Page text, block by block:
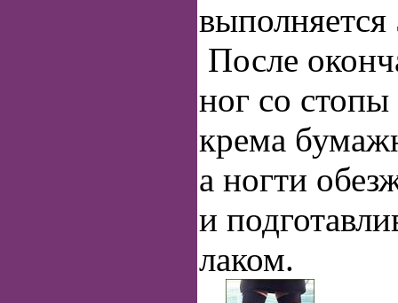
выполняется
После
ног со стопы
крема
а ногти
и
лаком.